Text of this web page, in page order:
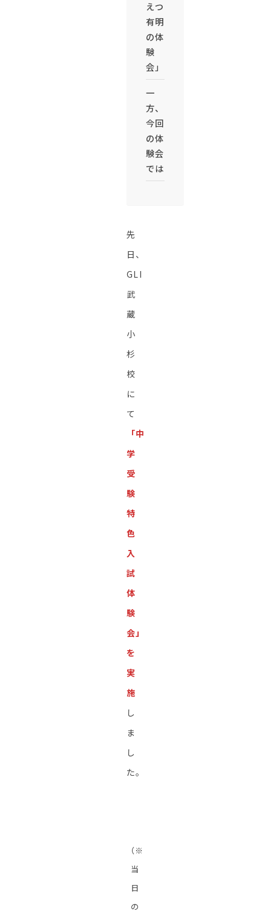
えつ
有明
の体
験
会」
一
方、
今回
の体
験会
では
先
日、
GLI
武
蔵
小
杉
校
に
て
「中
学
受
験
特
色
入
試
体
験
会」
を
実
施
し
ま
し
た。
（※
当
日
の